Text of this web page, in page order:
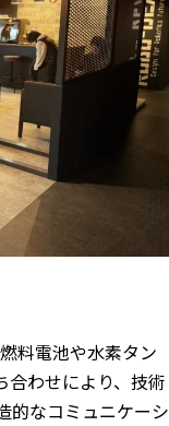
料電池や水素タン
合わせにより、技術
的なコミュニケーシ